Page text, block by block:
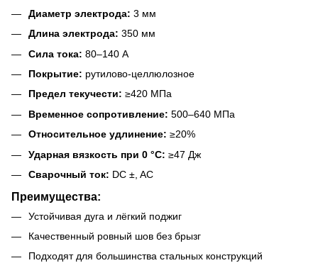
Диаметр электрода: 3 мм
Длина электрода: 350 мм
Сила тока: 80–140 А
Покрытие: рутилово-целлюлозное
Предел текучести: ≥420 МПа
Временное сопротивление: 500–640 МПа
Относительное удлинение: ≥20%
Ударная вязкость при 0 °C: ≥47 Дж
Сварочный ток: DC ±, AC
Преимущества:
Устойчивая дуга и лёгкий поджиг
Качественный ровный шов без брызг
Подходят для большинства стальных конструкций